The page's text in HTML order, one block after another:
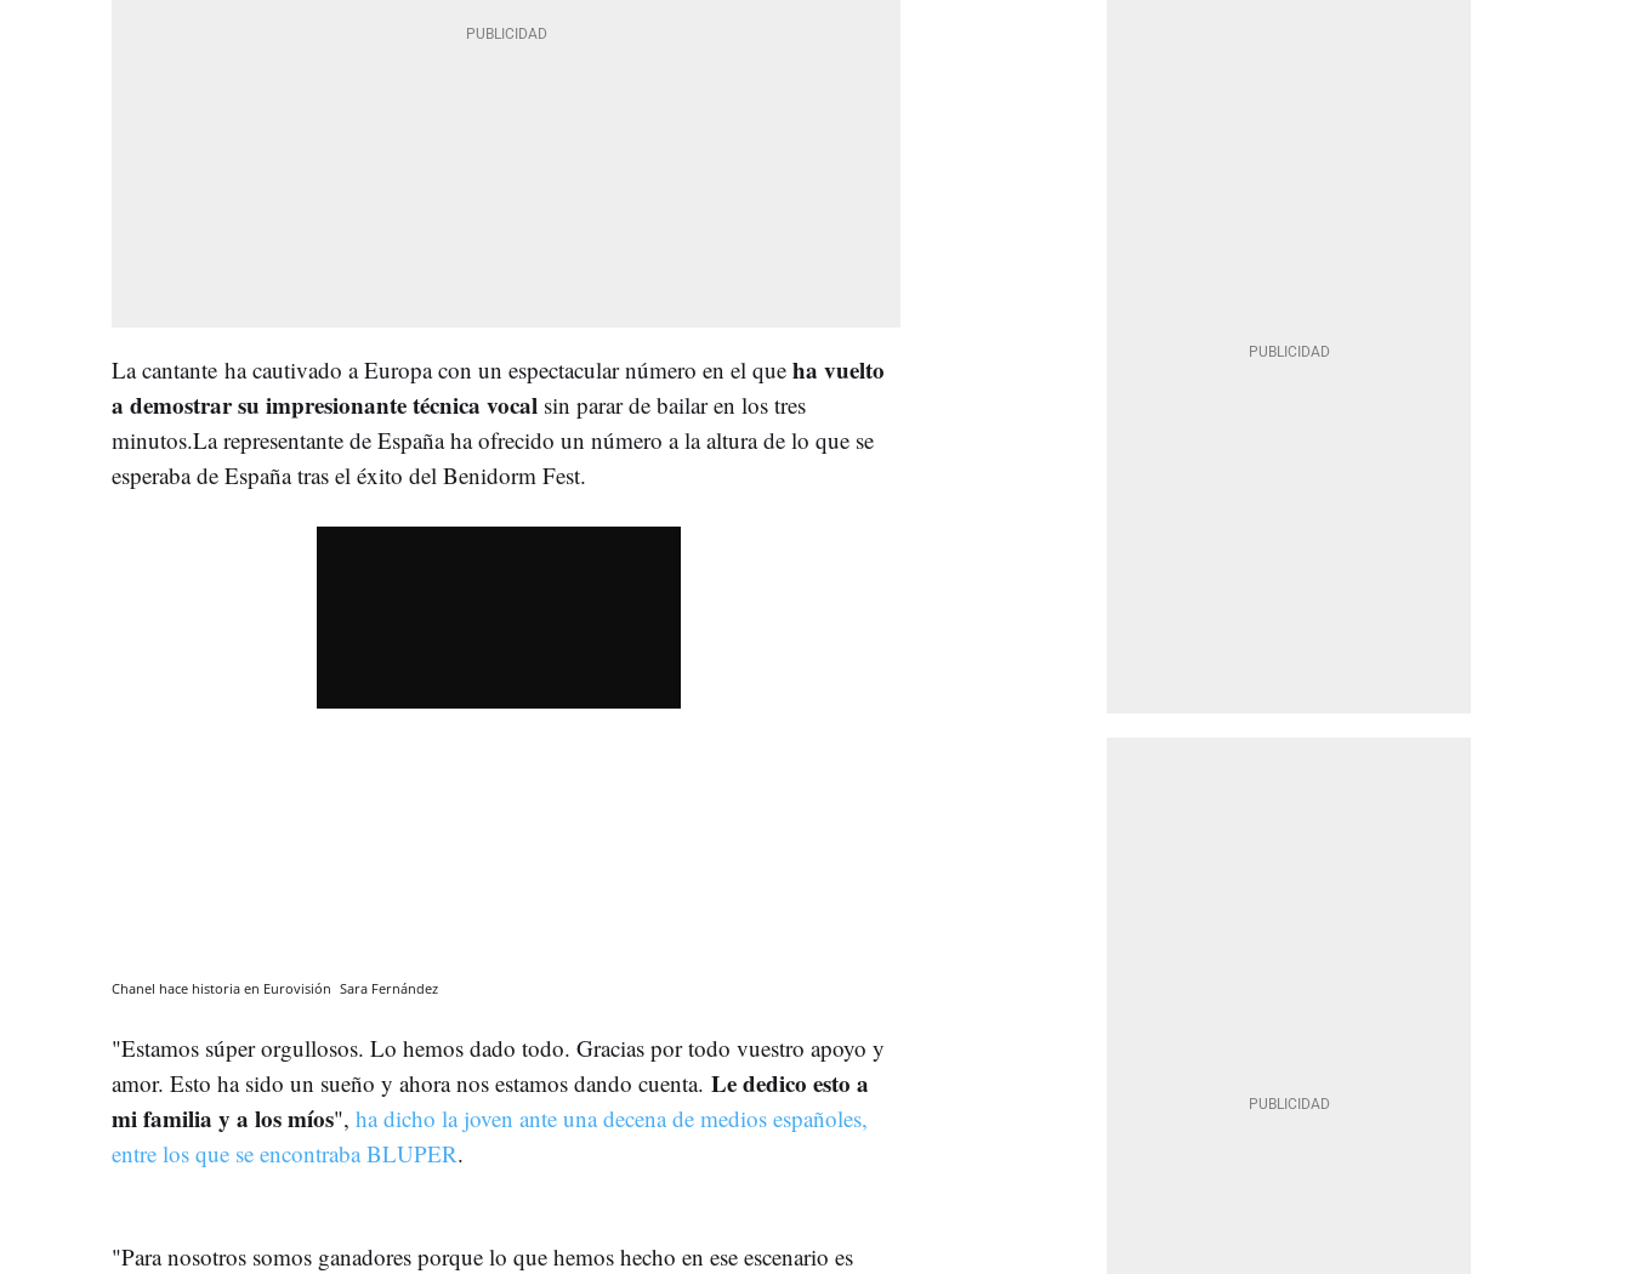
La cantante ha cautivado a Europa con un espectacular número en el que ha vuelto
a demostrar su impresionante técnica vocal sin parar de bailar en los tres
minutos.La representante de España ha ofrecido un número a la altura de lo que se
esperaba de España tras el éxito del Benidorm Fest.
Chanel hace historia en Eurovisión Sara Fernández
"Estamos súper orgullosos. Lo hemos dado todo. Gracias por todo vuestro apoyo y
amor. Esto ha sido un sueño y ahora nos estamos dando cuenta. Le dedico esto a
mi familia y a los míos", ha dicho la joven ante una decena de medios españoles,
entre los que se encontraba BLUPER.
"Para nosotros somos ganadores porque lo que hemos hecho en ese escenario es